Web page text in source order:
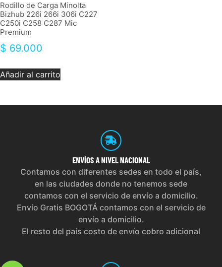
Rodillo de Carga Minolta
Bizhub 226i 266i 306i C227
C250i C258 C287 Mic
Premium
$ 69.000
Añadir al carrito
ENVÍOS A NIVEL NACIONAL
Contamos con diferentes sedes en todo el país,
en las ciudades donde no tenemos sede
contamos con el servicio de envío a domicilio.
Envío Gratis BOGOTÁ contamos con el servicio de
envío a domicilio.
El resto del país costo de envío cobro adicional